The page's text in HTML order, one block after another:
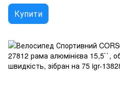
Купити